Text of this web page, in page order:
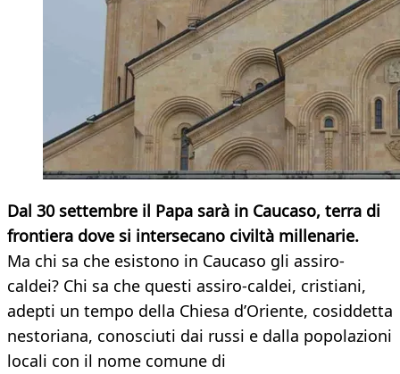
Dal 30 settembre il Papa sarà in Caucaso, terra di
frontiera dove si intersecano civiltà millenarie.
Ma chi sa che esistono in Caucaso gli assiro-
caldei? Chi sa che questi assiro-caldei, cristiani,
adepti un tempo della Chiesa d’Oriente, cosiddetta
nestoriana, conosciuti dai russi e dalla popolazioni
locali con il nome comune di